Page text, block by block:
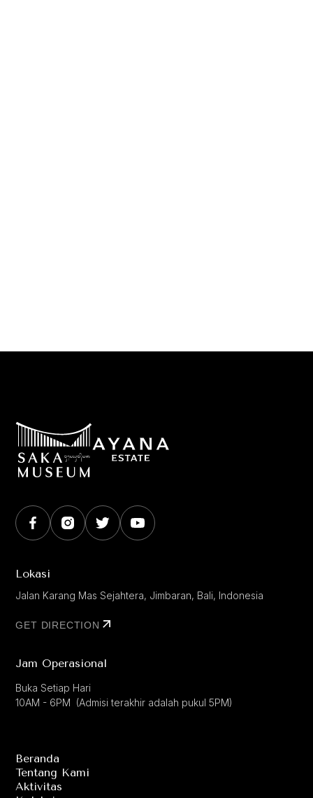
Lokasi
Jalan Karang Mas Sejahtera, Jimbaran, Bali, Indonesia
GET DIRECTION
Jam Operasional
Buka Setiap Hari
10AM - 6PM (Admisi terakhir adalah pukul 5PM)
Beranda
Tentang Kami
Aktivitas